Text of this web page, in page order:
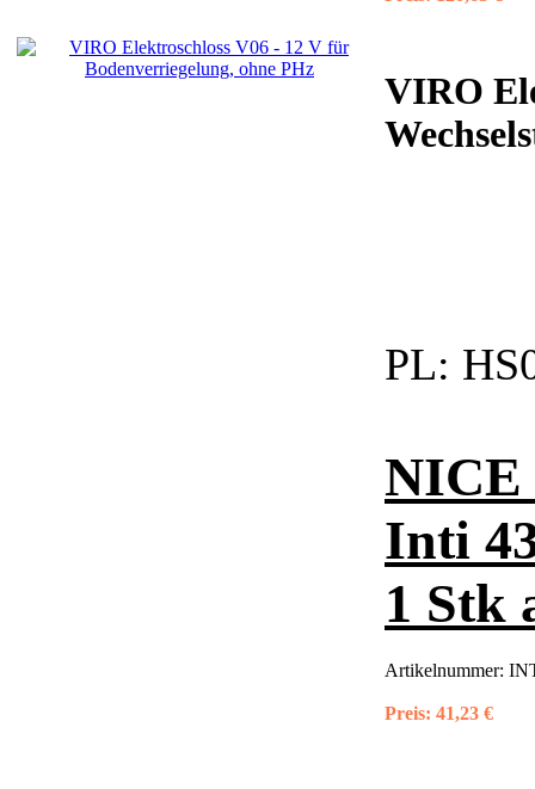
VIRO
PL:
NICE
Inti
1 Stk
Artikelnummer:
Preis: 41,23 €